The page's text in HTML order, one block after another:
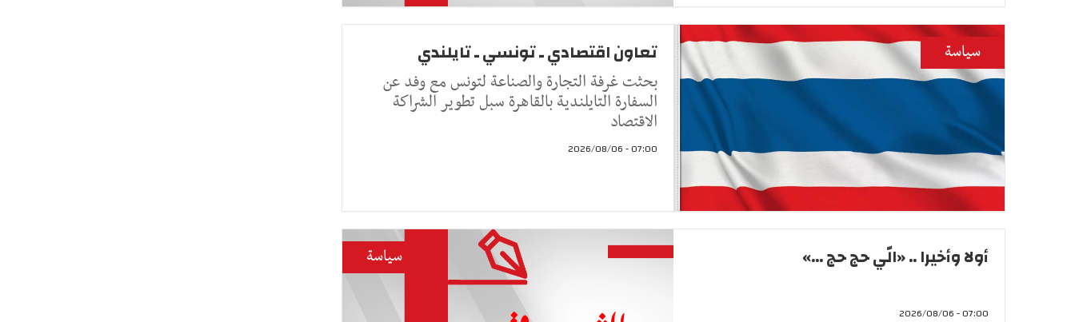
سياسة تعاون اقتصادي ـ تونسي ـ تايلندي
بحثت غرفة التجارة والصناعة لتونس مع وفد عن
السفارة التايلندية بالقاهرة سبل تطوير الشراكة
الاقتصاد
07:00 - 2026/08/06
سياسة أولا وأخيرا .. «الّي حج حج ...»
07:00 - 2026/08/06